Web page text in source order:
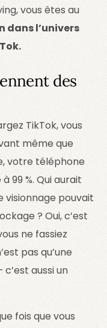
vous êtes au
dans l’univers
des
TikTok, vous
même que
votre téléphone
99 %. Qui aurait
visionnage pouvait
? Oui, c’est
ne fassiez
pas qu’une
aussi un
fois que vous